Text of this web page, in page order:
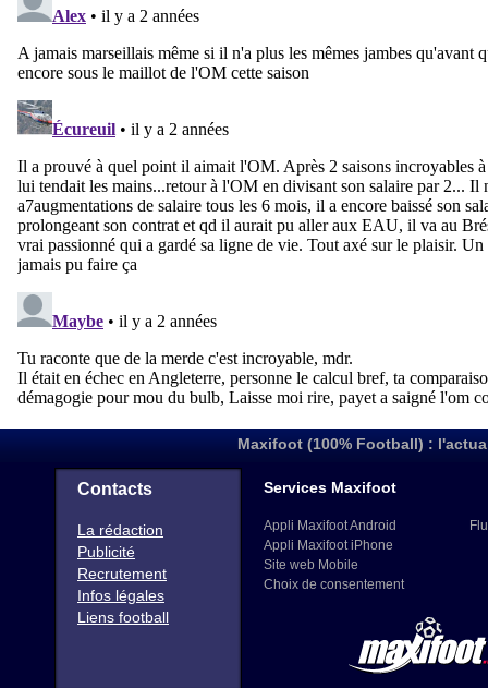
Maxifoot (100% Football) :
Contacts
La rédaction
Publicité
Recrutement
Infos légales
Liens football
Services Maxifoot
Appli Maxifoot Android
Appli Maxifoot iPhone
Site web Mobile
Choix de consentement